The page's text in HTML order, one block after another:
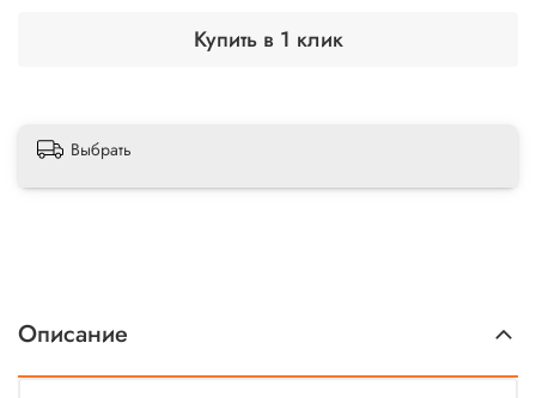
Купить в 1 клик
Выбрать
Описание